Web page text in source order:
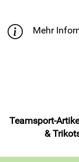
Mehr
Teamsport-
&